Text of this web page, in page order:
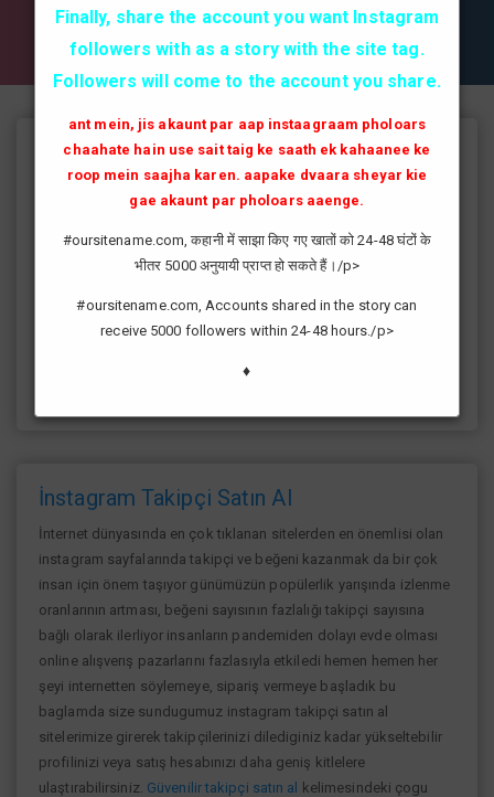
✔✔✔ AKTİF TAKİPCİ SATIN AL ✔✔✔
Instagram Takipçi Hilesi
instagram'da artık yüksek takipçi kasmak eskisi kadar zor değil
fenomen yolunda ilerlemesi daha da kolaylaşmıştır.instagram
fenomeni ne gibi fayda sağlar?öncelikle bir çok kişi meslek
kredilerden her gün yararlanıp sayfanızı yüksek seviyelere
İnstagram Takipçi Satın Al
İnternet dünyasında en çok tıklanan sitelerden en önemlisi olan
instagram sayfalarında takipçi ve beğeni kazanmak da bir çok
insan için önem taşıyor günümüzün popülerlik yarışında izlenme
oranlarının artması, beğeni sayısının fazlalığı takipçi sayısına
bağlı olarak ilerliyor insanların pandemiden dolayı evde olması
online alışverış pazarlarını fazlasıyla etkiledi hemen hemen her
şeyi internetten söylemeye, sipariş vermeye başladık bu
baglamda size sundugumuz instagram takipçi satın al
sitelerimize girerek takipçilerinizi dilediginiz kadar yükseltebilir
profilinizi veya satış hesabınızı daha geniş kitlelere
ulaştırabilirsiniz. Güvenilir takipçi satın al
kelimesindeki çogu
Finally, share the account you want Instagram
followers with as a story with the site tag.
Followers will come to the account you share.
ant mein, jis akaunt par aap instaagraam pholoars
chaahate hain use sait taig ke saath ek kahaanee ke
roop mein saajha karen. aapake dvaara sheyar kie
gae akaunt par pholoars aaenge.
#oursitename.com, कहानी में साझा किए गए खातों को 24-48 घंटों के
भीतर 5000 अनुयायी प्राप्त हो सकते हैं।/p>
#oursitename.com, Accounts shared in the story can
receive 5000 followers within 24-48 hours./p>
♦